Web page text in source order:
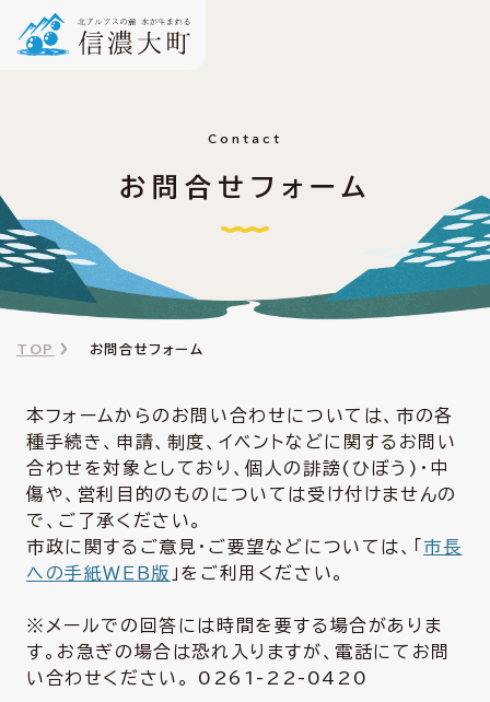
Contact
お問合せフォーム
TOP お問合せフォーム
本フォームからのお問い合わせについては、市の各
種手続き、申請、制度、イベントなどに関するお問い
合わせを対象としており、個人の誹謗(ひぼう)・中
傷や、営利目的のものについては受け付けませんの
で、ご了承ください。
市政に関するご意見・ご要望などについては、「市長
への手紙ＷＥＢ版 」をご利用ください。
※メールでの回答には時間を要する場合がありま
す。お急ぎの場合は恐れ入りますが、電話にてお問
い合わせください。 0261-22-0420